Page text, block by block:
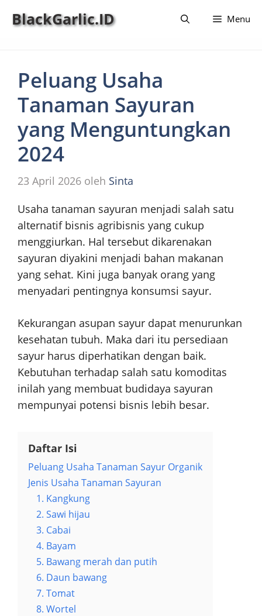
BlackGarlic.ID Menu
Peluang Usaha
Tanaman Sayuran
yang Menguntungkan
2024
23 April 2026 oleh Sinta
Usaha tanaman sayuran menjadi salah satu
alternatif bisnis agribisnis yang cukup
menggiurkan. Hal tersebut dikarenakan
sayuran diyakini menjadi bahan makanan
yang sehat. Kini juga banyak orang yang
menyadari pentingnya konsumsi sayur.
Kekurangan asupan sayur dapat menurunkan
kesehatan tubuh. Maka dari itu persediaan
sayur harus diperhatikan dengan baik.
Kebutuhan terhadap salah satu komoditas
inilah yang membuat budidaya sayuran
mempunyai potensi bisnis lebih besar.
Daftar Isi
Peluang Usaha Tanaman Sayur Organik
Jenis Usaha Tanaman Sayuran
1. Kangkung
2. Sawi hijau
3. Cabai
4. Bayam
5. Bawang merah dan putih
6. Daun bawang
7. Tomat
8. Wortel